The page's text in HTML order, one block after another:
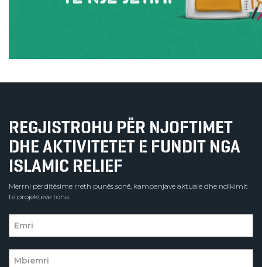
REGJISTROHU PËR NJOFTIMET
DHE AKTIVITETET E FUNDIT NGA
ISLAMIC RELIEF
Merrni përditësime rreth punës sonë, kampanjave aktuale dhe ndikimit
të projekteve tona.